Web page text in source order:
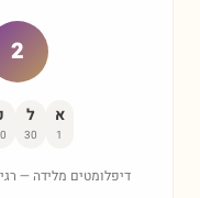
2
א
1
ל
30
דיפלומטים מלידה —